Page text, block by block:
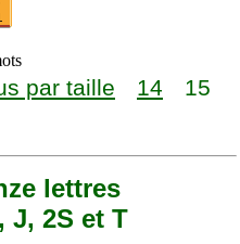
par taille 14
15
lettres
J, 2S et T